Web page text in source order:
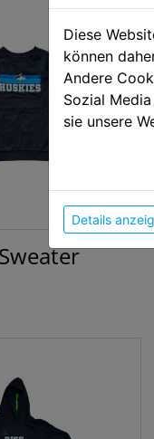
Diese
können
Andere
Sozial
sie unsere
Details